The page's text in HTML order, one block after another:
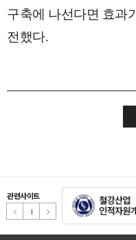
구축에 나선다면 효과
전했다.
관련사이트